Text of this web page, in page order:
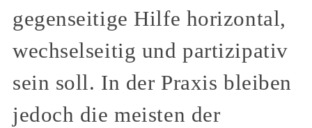
gegenseitige Hilfe horizontal,
wechselseitig und partizipativ
sein soll. In der Praxis bleiben
jedoch die meisten der